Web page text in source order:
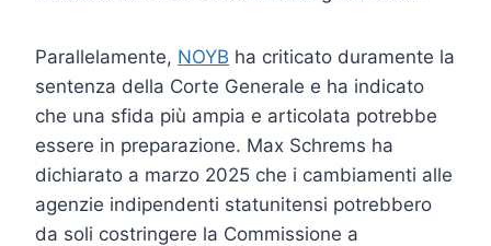
Parallelamente, NOYB ha criticato duramente la
sentenza della Corte Generale e ha indicato
che una sfida più ampia e articolata potrebbe
essere in preparazione. Max Schrems ha
dichiarato a marzo 2025 che i cambiamenti alle
agenzie indipendenti statunitensi potrebbero
da soli costringere la Commissione a